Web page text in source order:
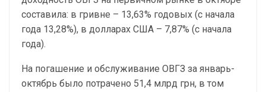
составила: в гривне – 13,63% годовых (с начала
года 13,28%), в долларах США – 7,87% (с начала
года).
На погашение и обслуживание ОВГЗ за январь-
октябрь было потрачено 51,4 млрд грн, в том